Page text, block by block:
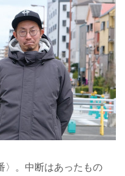
〉。中断はあったもの